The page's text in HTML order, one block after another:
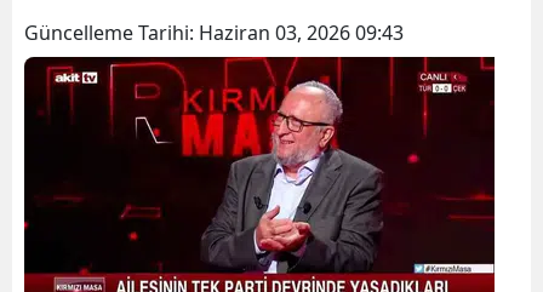
Güncelleme Tarihi: Haziran 03, 2026 09:43